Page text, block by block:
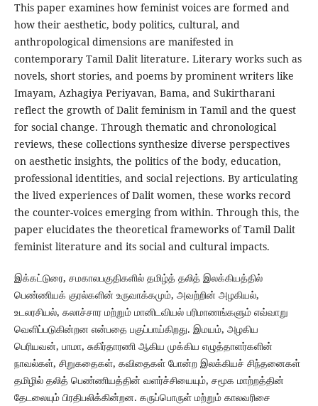
This paper examines how feminist voices are formed and
how their aesthetic, body politics, cultural, and
anthropological dimensions are manifested in
contemporary Tamil Dalit literature. Literary works such as
novels, short stories, and poems by prominent writers like
Imayam, Azhagiya Periyavan, Bama, and Sukirtharani
reflect the growth of Dalit feminism in Tamil and the quest
for social change. Through thematic and chronological
reviews, these collections synthesize diverse perspectives
on aesthetic insights, the politics of the body, education,
professional identities, and social rejections. By articulating
the lived experiences of Dalit women, these works record
the counter-voices emerging from within. Through this, the
paper elucidates the theoretical frameworks of Tamil Dalit
feminist literature and its social and cultural impacts.
இக்கட்டுரை, சமகாலபகுதிகளில் தமிழ்த் தலித் இலக்கியத்தில்
பெண்ணியக் குரல்களின் உருவாக்கமும், அவற்றின் அழகியல்,
உடலரசியல், கலாச்சார மற்றும் மானிடவியல் பரிமாணங்களும் எவ்வாறு
வெளிப்படுகின்றன என்பதை பகுப்பாய்கிறது. இமயம், அழகிய
பெரியவன், பாமா, சுகிர்தாரணி ஆகிய முக்கிய எழுத்தாளர்களின்
நாவல்கள், சிறுகதைகள், கவிதைகள் போன்ற இலக்கியச் சிந்தனைகள்
தமிழில் தலித் பெண்ணியத்தின் வளர்ச்சியையும், சமூக மாற்றத்தின்
தேடலையும் பிரதிபலிக்கின்றன. கருப்பொருள் மற்றும் காலவரிசை